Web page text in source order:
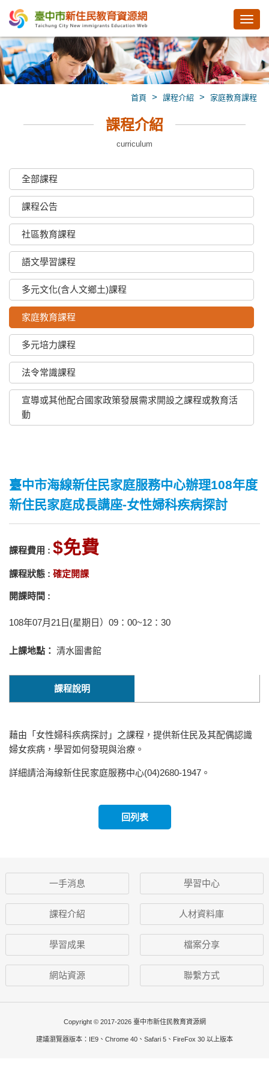
首頁 > 課程介紹 > 家庭教育課程
課程介紹
curriculum
全部課程
課程公告
社區教育課程
語文學習課程
多元文化(含人文鄉土)課程
家庭教育課程
多元培力課程
法令常識課程
宣導或其他配合國家政策發展需求開設之課程或教育活
動
臺中市海線新住民家庭服務中心辦理108年度
新住民家庭成長講座-女性婦科疾病探討
課程費用 : 免費
課程狀態 : 確定開課
開課時間 :
108年07月21日(星期日）09：00~12：30
上課地點： 清水圖書館
課程說明
藉由「女性婦科疾病探討」之課程，提供新住民及其配偶認識
婦女疾病，學習如何發現與治療。
詳細請洽海線新住民家庭服務中心(04)2680-1947。
回列表
一手消息 學習中心
課程介紹 人材資料庫
學習成果 檔案分享
網站資源 聯繫方式
Copyright © 2017-2026 臺中市新住民教育資源網
建議瀏覽器版本：IE9、Chrome 40、Safari 5、FireFox 30 以上版本